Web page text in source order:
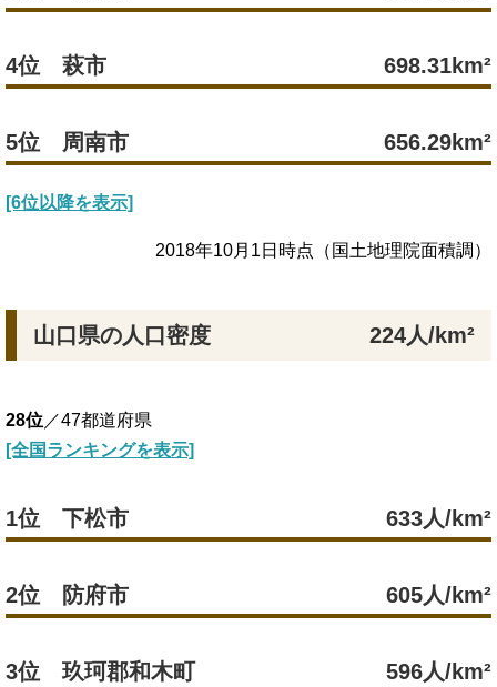
4位 萩市 698.31km²
5位 周南市 656.29km²
[6位以降を表示]
2018年10月1日時点（国土地理院面積調）
山口県の人口密度 224人/km²
28位／47都道府県
[全国ランキングを表示]
1位 下松市 633人/km²
2位 防府市 605人/km²
3位 玖珂郡和木町 596人/km²